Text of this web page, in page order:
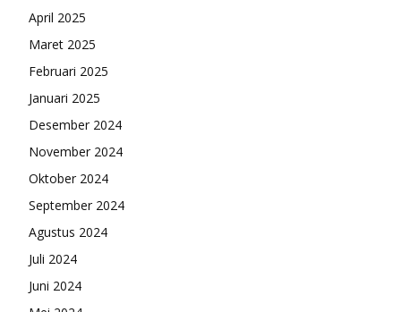
April 2025
Maret 2025
Februari 2025
Januari 2025
Desember 2024
November 2024
Oktober 2024
September 2024
Agustus 2024
Juli 2024
Juni 2024